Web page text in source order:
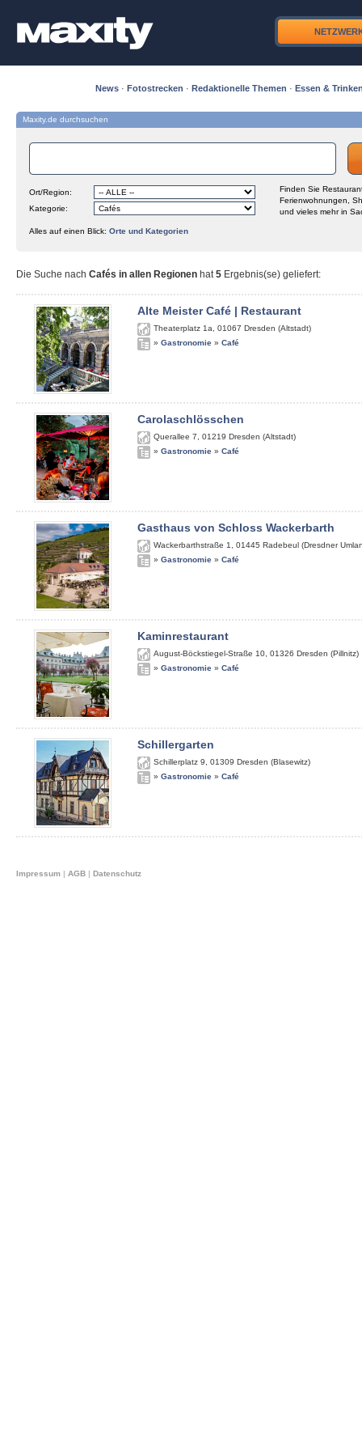
News · Fotostrecken · Redaktionelle Themen · Essen &
Maxity.de durchsuchen
Ort/Region:
Kategorie:
Finden Sie
Ferienwohnungen,
und vieles mehr in
Alles auf einen Blick: Orte und Kategorien
Die Suche nach Cafés in allen Regionen hat5 Ergebnis(se) geliefert:
Alte Meister Café | Restaurant
Theaterplatz 1a 01067 Dresden (Altstadt)
» Gastronomie » Café
Carolaschlösschen
Querallee 7 01219 Dresden (Altstadt)
» Gastronomie » Café
Gasthaus von Schloss Wackerbarth
Wackerbarthstraße 1 01445 Radebeul (Dresdner
» Gastronomie » Café
Kaminrestaurant
August-Böckstiegel-Straße 10 01326 Dresden (Pillnitz)
» Gastronomie » Café
Schillergarten
Schillerplatz 9 01309 Dresden (Blasewitz)
» Gastronomie » Café
Impressum | AGB | Datenschutz